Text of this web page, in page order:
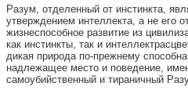
Разум, отделенный от инстинкта,
утверждением интеллекта, а не его
жизнеспособное развитие из
как инстинкты, так и
дикая природа по-прежнему способна
надлежащее место и поведение,
самоубийственный и тираничный